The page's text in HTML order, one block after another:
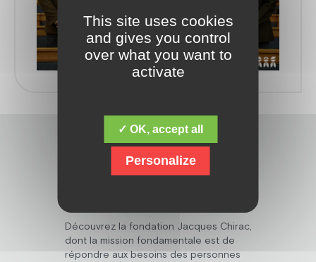
Découvrez la fondation Jacques Chirac,
dont la mission fondamentale est de
répondre aux besoins des personnes
This site uses cookies
and gives you control
over what you want to
activate
✓ OK, accept all
Personalize